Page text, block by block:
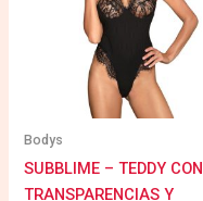
Bodys
SUBBLIME – TEDDY CON
TRANSPARENCIAS Y